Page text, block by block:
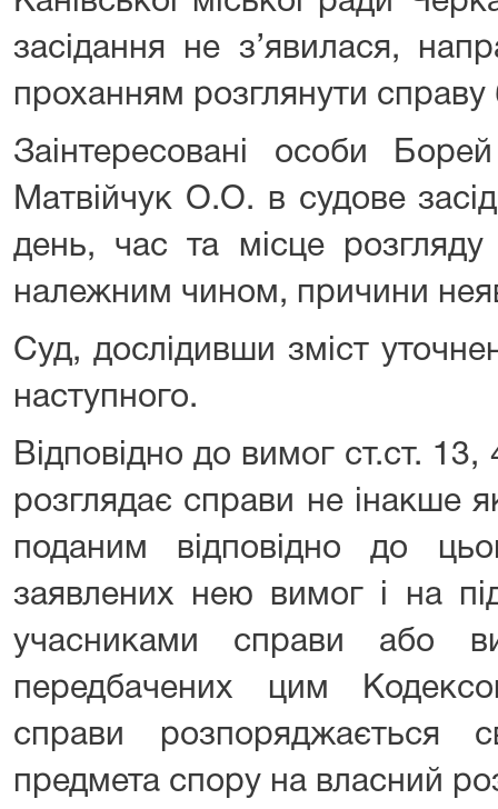
засідання не з’явилася,
проханням розглянути справу
Заінтересовані особи
Матвійчук О.О. в судове
день, час та місце розгляду
належним чином, причини
Суд, дослідивши зміст
наступного.
Відповідно до вимог ст.ст.
розглядає справи не інакше
поданим відповідно до
заявлених нею вимог і на
учасниками справи або
передбачених цим
справи розпоряджається
предмета спору на власний